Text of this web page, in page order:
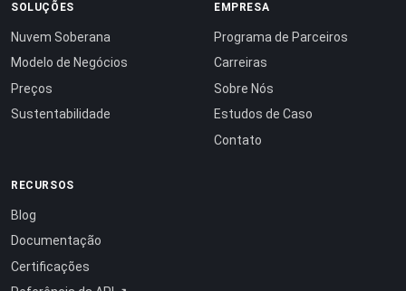
SOLUÇÕES
Nuvem Soberana
Modelo de Negócios
Preços
Sustentabilidade
EMPRESA
Programa de Parceiros
Carreiras
Sobre Nós
Estudos de Caso
Contato
RECURSOS
Blog
Documentação
Certificações